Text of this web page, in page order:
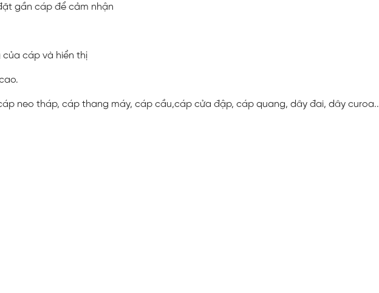
gần cáp để cảm nhận
của cáp và hiển thị
neo tháp, cáp thang máy, cáp cầu,cáp cửa đập, cáp quang, dây đai, dây curoa..